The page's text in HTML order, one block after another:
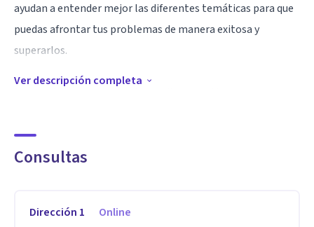
ayudan a entender mejor las diferentes temáticas para que
puedas afrontar tus problemas de manera exitosa y
superarlos.
brindándoles un espacio único donde ser escuchadas sin
prejuicios.
especialicé en el Instituto Sistémico de Buenos Aires,
Ver descripción completa
Consultas
Dirección 1 Online